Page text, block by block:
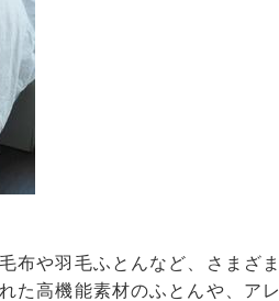
布や羽毛ふとんなど、さまざま
た高機能素材のふとんや、アレ